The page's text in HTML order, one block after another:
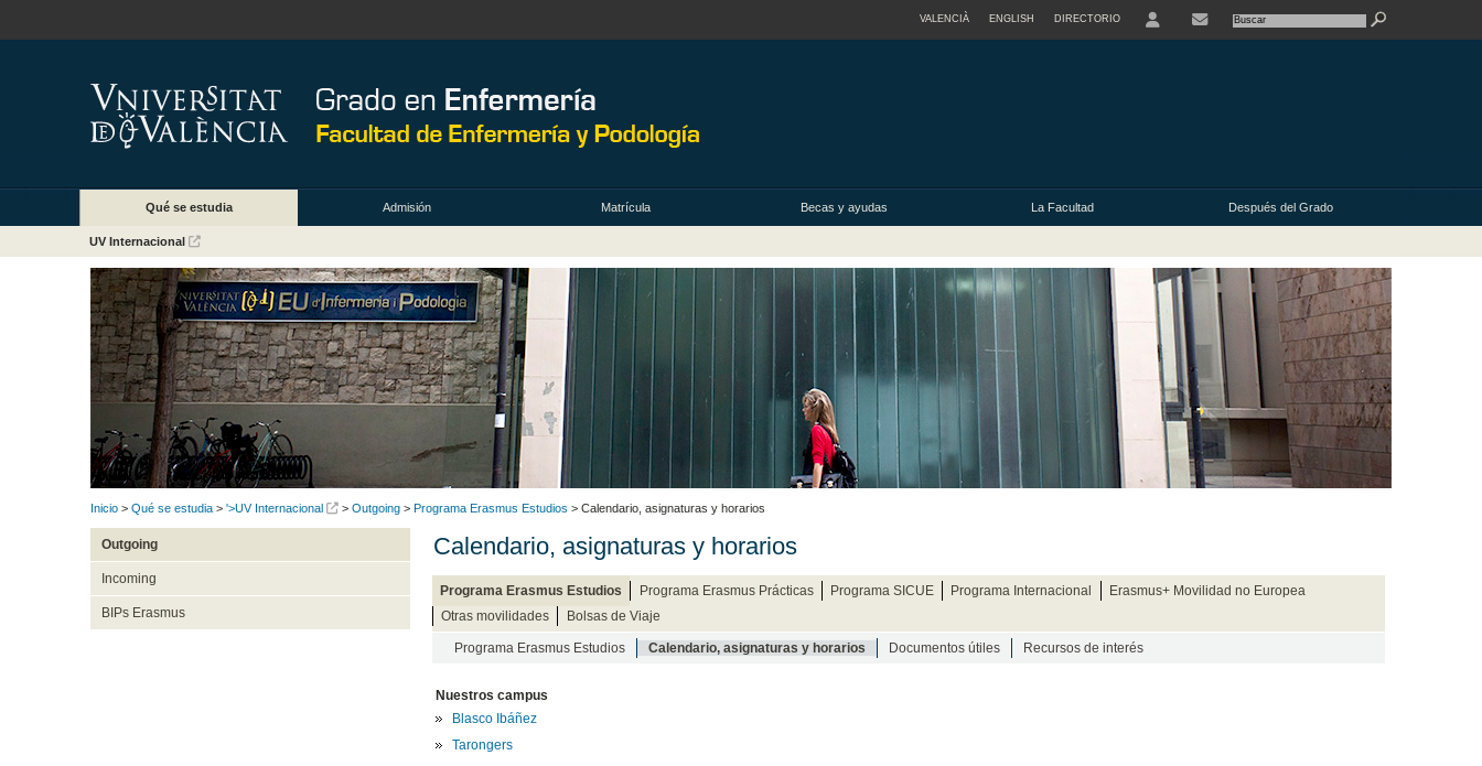
VALENCIÀ ENGLISH DIRECTORIO
Qué se estudia Admisión Matrícula Becas y ayudas La Facultad Después del Grado
UV Internacional
Inicio > Qué se estudia > '>UV Internacional > Outgoing > Programa Erasmus Estudios > Calendario, asignaturas y horarios
Outgoing
Incoming
BIPs Erasmus
Calendario, asignaturas y horarios
Programa Erasmus Estudios Programa Erasmus Prácticas Programa SICUE Programa Internacional
Erasmus+ Movilidad no Europea
Otras movilidades
Bolsas de Viaje
Programa Erasmus Estudios Calendario, asignaturas y horarios Documentos útiles Recursos de interés
Nuestros campus
Blasco Ibáñez
Tarongers